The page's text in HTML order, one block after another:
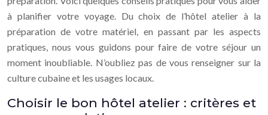
à planifier votre voyage. Du choix de l’hôtel atelier à la
préparation de votre matériel, en passant par les aspects
pratiques, nous vous guidons pour faire de votre séjour un
moment inoubliable. N’oubliez pas de vous renseigner sur la
culture cubaine et les usages locaux.
Choisir le bon hôtel atelier : critères et